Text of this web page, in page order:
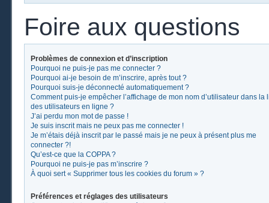
Foire aux questions
Problèmes de connexion et d’inscription
Pourquoi ne puis-je pas me connecter ?
Pourquoi ai-je besoin de m’inscrire, après tout ?
Pourquoi suis-je déconnecté automatiquement ?
Comment puis-je empêcher l’affichage de mon nom d’utilisateur dans la
des utilisateurs en ligne ?
J’ai perdu mon mot de passe !
Je suis inscrit mais ne peux pas me connecter !
Je m’étais déjà inscrit par le passé mais je ne peux à présent plus me
connecter ?!
Qu’est-ce que la COPPA ?
Pourquoi ne puis-je pas m’inscrire ?
À quoi sert « Supprimer tous les cookies du forum » ?
Préférences et réglages des utilisateurs